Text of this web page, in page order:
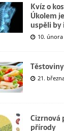
Kvíz o
Úkolem
uspěli by
10. února
21.
Cizrnová
přírody